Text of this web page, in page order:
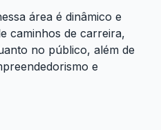
área é dinâmico e
caminhos de carreira,
no público, além de
e